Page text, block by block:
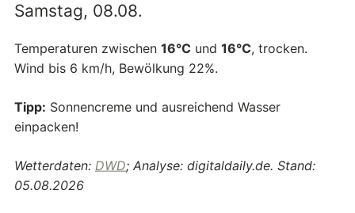
Samstag, 08.08.
Temperaturen zwischen 16°C und 16°C, trocken.
Wind bis 6 km/h, Bewölkung 22%.
Tipp: Sonnencreme und ausreichend Wasser
einpacken!
Wetterdaten: DWD; Analyse: digitaldaily.de. Stand:
05.08.2026